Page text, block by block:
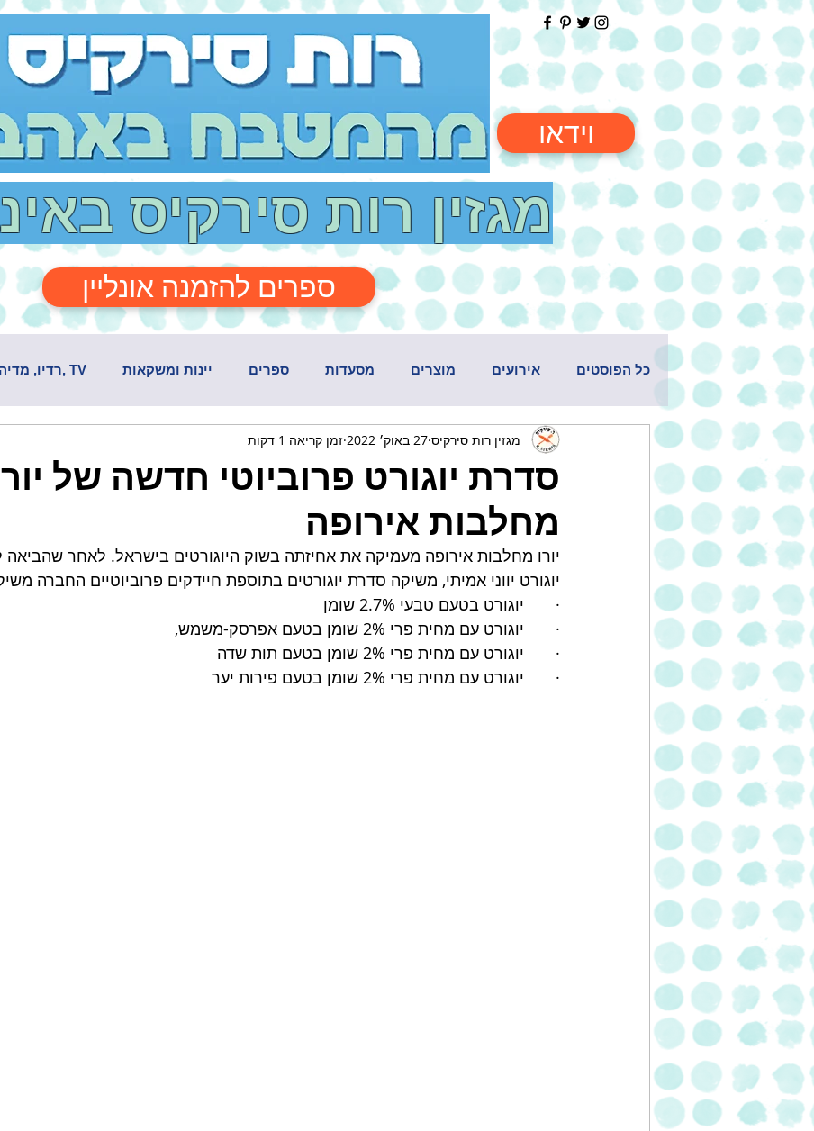
וידאו
מגזין רות סירקיס
ספרים להזמנה אונליין
כל הפוסטים אירועים מוצרים מסעדות ספרים יינות ומשקאות TV ,רדיו, מדיה
סדרת יוגורט פרוביוטי חדשה של
מחלבות אירופה
מגזין רות סירקיס 27 באוק׳ 2022 זמן קריאה 1 דקות
יורו מחלבות אירופה מעמיקה את אחיזתה בשוק היוגורטים בישראל. לאחר שהביאה
יוגורט יווני אמיתי, משיקה סדרת יוגורטים בתוספת חיידקים פרוביוטיים החברה
·       יוגורט בטעם טבעי 2.7% שומן
·       יוגורט עם מחית פרי 2% שומן בטעם אפרסק-משמש,
·       יוגורט עם מחית פרי 2% שומן בטעם תות שדה
·       יוגורט עם מחית פרי 2% שומן בטעם פירות יער